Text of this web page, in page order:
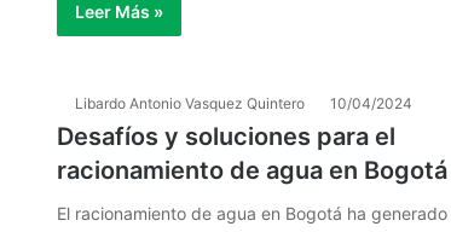
Leer Más »
Libardo Antonio Vasquez Quintero 10/04/2024
Desafíos y soluciones para el
racionamiento de agua en Bogotá
El racionamiento de agua en Bogotá ha generado